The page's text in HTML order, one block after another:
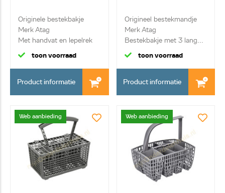
Originele bestekbakje
Merk Atag
Met handvat en lepelrek
toon voorraad
Product informatie
Origineel bestekmandje
Merk Atag
Bestekbakje met 3 lang...
toon voorraad
Product informatie
Web aanbieding Web aanbieding